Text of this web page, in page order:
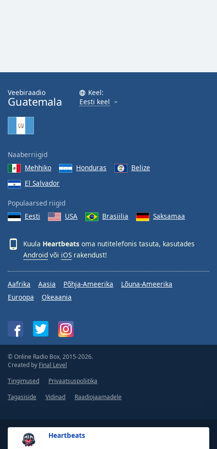
Heartbeats
Veebiraadio
Guatemala
Keel:
Eesti keel
Naaberriigid
Mehhiko
Honduras
Belize
El Salvador
Populaarsed riigid
Eesti
USA Brasiilia Saksamaa
Kuula Heartbeats oma nutitelefonis tasuta, kasutades
Android või iOS rakendust!
Aafrika Aasia Põhja-Ameerika
Lõuna-Ameerika
Euroopa
Okeaania
© Online Radio Box, 2015-2026.
Created by Final Level
Tingimused
Privaatsuspoliitika
Tagasiside
Vidinad Raadiojaamadele